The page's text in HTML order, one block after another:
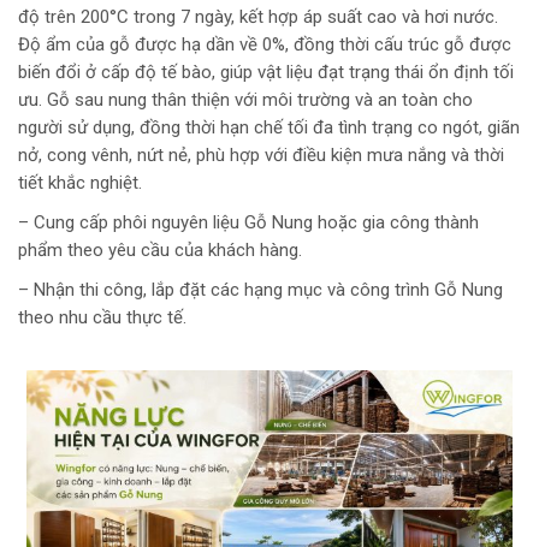
độ trên 200°C trong 7 ngày, kết hợp áp suất cao và hơi nước.
Độ ẩm của gỗ được hạ dần về 0%, đồng thời cấu trúc gỗ được
biến đổi ở cấp độ tế bào, giúp vật liệu đạt trạng thái ổn định tối
ưu. Gỗ sau nung thân thiện với môi trường và an toàn cho
người sử dụng, đồng thời hạn chế tối đa tình trạng co ngót, giãn
nở, cong vênh, nứt nẻ, phù hợp với điều kiện mưa nắng và thời
tiết khắc nghiệt.
– Cung cấp phôi nguyên liệu Gỗ Nung hoặc gia công thành
phẩm theo yêu cầu của khách hàng.
– Nhận thi công, lắp đặt các hạng mục và công trình Gỗ Nung
theo nhu cầu thực tế.